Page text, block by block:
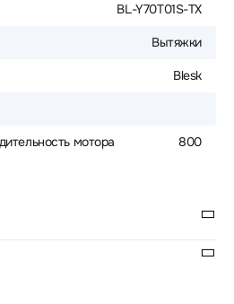
BL-Y70T01S-TX
Вытяжки
Blesk
мотора 800